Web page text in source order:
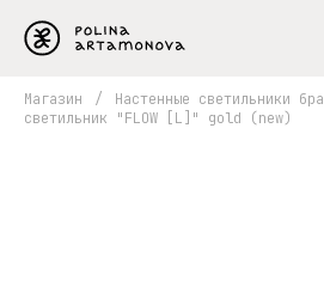
Магазин / Настенные светильники бра
светильник "FLOW [L]" gold (new)